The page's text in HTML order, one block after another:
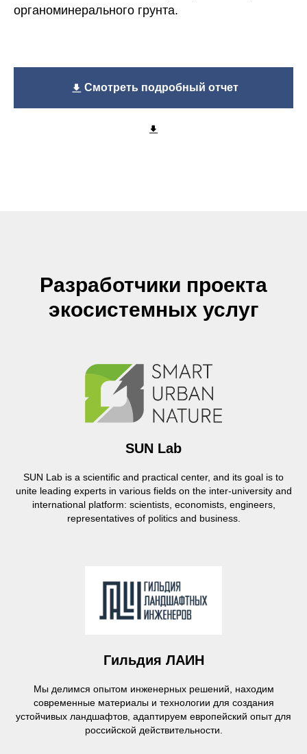
органоминерального грунта.
Смотреть подробный отчет
Разработчики проекта
экосистемных услуг
SUN Lab
SUN Lab is a scientific and practical center, and its goal is to
unite leading experts in various fields on the inter-university and
international platform: scientists, economists, engineers,
representatives of politics and business.
Гильдия ЛАИН
Мы делимся опытом инженерных решений, находим
современные материалы и технологии для создания
устойчивых ландшафтов, адаптируем европейский опыт для
российской действительности.